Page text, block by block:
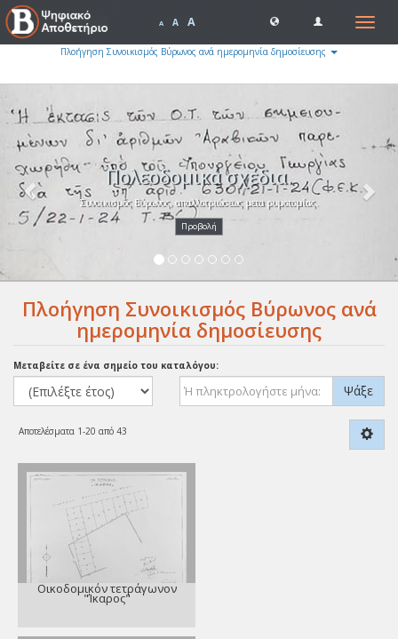
Toggle
A A A
Πλοήγηση Συνοικισμός Βύρωνος ανά ημερομηνία δημοσίευσης
Πολεοδομικά σχέδια.
Συνοικισμός Βύρωνος, απαλλοτριώσεως μετα ρυμοτομίας.
Προβολή
Πλοήγηση Συνοικισμός Βύρωνος ανά
ημερομηνία δημοσίευσης
Μεταβείτε σε ένα σημείο του καταλόγου:
Ψάξε
Αποτελέσματα 1-20 από 43
Οικοδομικόν τετράγωνον
"Ίκαρος"